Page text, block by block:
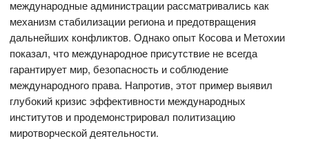
международные администрации рассматривались как
механизм стабилизации региона и предотвращения
дальнейших конфликтов. Однако опыт Косова и Метохии
показал, что международное присутствие не всегда
гарантирует мир, безопасность и соблюдение
международного права. Напротив, этот пример выявил
глубокий кризис эффективности международных
институтов и продемонстрировал политизацию
миротворческой деятельности.